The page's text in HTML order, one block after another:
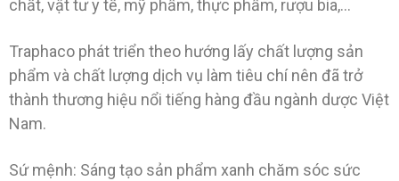
chất, vật tư y tế, mỹ phẩm, thực phẩm, rượu bia,…
Traphaco phát triển theo hướng lấy chất lượng sản
phẩm và chất lượng dịch vụ làm tiêu chí nên đã trở
thành thương hiệu nổi tiếng hàng đầu ngành dược Việt
Nam.
Sứ mệnh: Sáng tạo sản phẩm xanh chăm sóc sức